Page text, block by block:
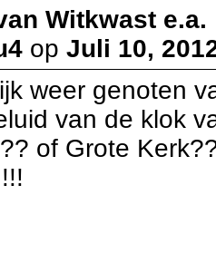
Witkwast e.a.
op Juli 10,
weer genoten
van de klok
of Grote